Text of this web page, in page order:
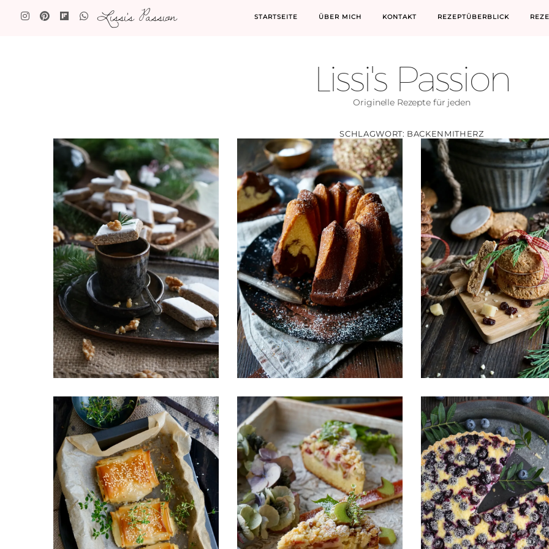
Lissi's Passion STARTSEITE ÜBER MICH KONTAKT REZEPTÜBERBLICK
Lissi's Passion
Originelle Rezepte für jeden
SCHLAGWORT: BACKENMITHERZ